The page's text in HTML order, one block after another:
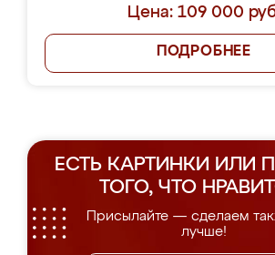
Цена: 109 000
ПОДРОБНЕЕ
ЕСТЬ КАРТИНКИ ИЛИ
ТОГО, ЧТО
Присылайте — сделаем
лучше!